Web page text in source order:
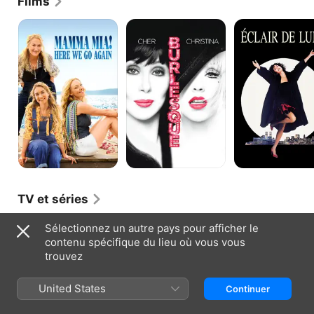
Mamma
Mia
Here
We
Go
Again
Burlesque
Éclair
de
TV et séries
Fashion
!
Sélectionnez un autre pays pour afficher le
contenu spécifique du lieu où vous vous
trouvez
United States Continuer